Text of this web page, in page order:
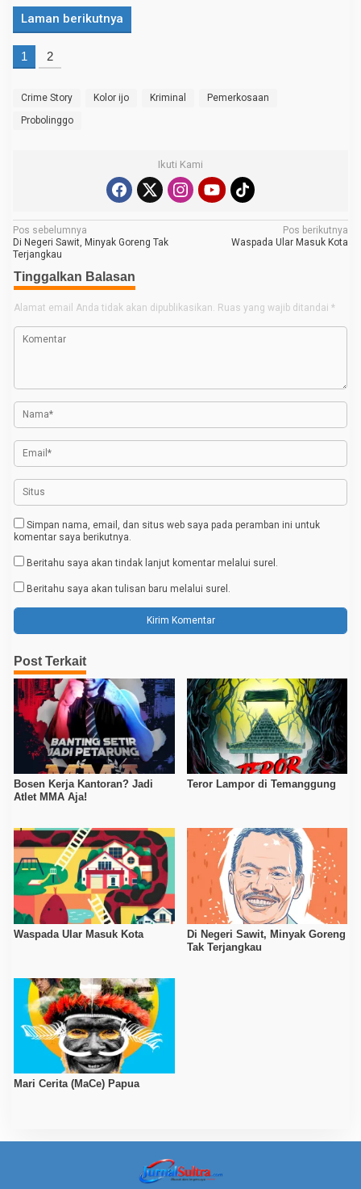
Laman berikutnya
1 2
Crime Story Kolor ijo Kriminal
Pemerkosaan
Probolinggo
Ikuti Kami
N
a
v
i
p
o
s
Pos sebelumnya
Di Negeri Sawit, Minyak Goreng Tak
Terjangkau
Pos berikutnya
Waspada Ular Masuk Kota
Tinggalkan Balasan
Alamat email Anda tidak akan dipublikasikan. Ruas yang wajib ditandai *
Simpan nama, email, dan situs web saya pada peramban ini untuk
komentar saya berikutnya.
Beritahu saya akan tindak lanjut komentar melalui surel.
Beritahu saya akan tulisan baru melalui surel.
Post Terkait
Bosen Kerja Kantoran? Jadi
Atlet MMA Aja!
Teror Lampor di Temanggung
Waspada Ular Masuk Kota
Di Negeri Sawit, Minyak Goreng
Tak Terjangkau
Mari Cerita (MaCe) Papua